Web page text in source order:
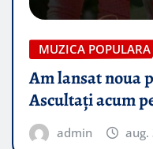
MUZICA POPULARA
Am lansat noua
Ascultați acum
admin aug.